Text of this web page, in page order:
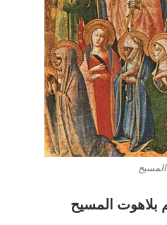
بلاهوت المسيح